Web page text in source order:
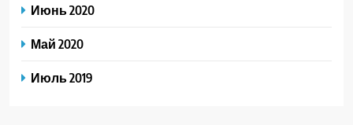
Июнь 2020
Май 2020
Июль 2019